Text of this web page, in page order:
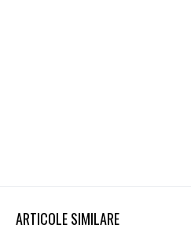
ARTICOLE SIMILARE